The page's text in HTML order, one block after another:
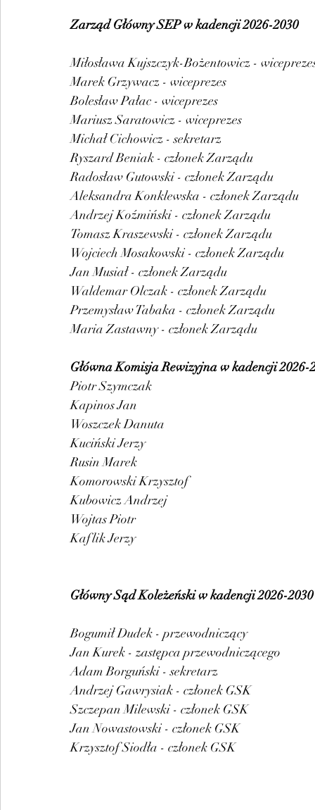
Zarząd Główny SEP w kadencji 2026-2030
Miłosława Kujszczyk-Bożentowicz -
Marek Grzywacz - wiceprezes
Bolesław Pałac - wiceprezes
Michał Cichowicz - sekretarz
Ryszard Beniak - członek Zarządu
Radosław Gutowski - członek Zarządu
Aleksandra Konklewska - członek Zarządu
Andrzej Koźmiński - członek Zarządu
Tomasz Kraszewski - członek Zarządu
Wojciech Mosakowski - członek Zarządu
Jan Musiał - członek Zarządu
Waldemar Olczak - członek Zarządu
Przemysław Tabaka - członek Zarządu
Maria Zastawny - członek Zarządu
Główna Komisja Rewizyjna w kadencji 2026-
Piotr Szymczak
Kapinos Jan
Woszczek Danuta
Kuciński Jerzy
Rusin Marek
Komorowski Krzysztof
Kubowicz Andrzej
Wojtas
Kaflik Jerzy
Główny Sąd Koleżeński w kadencji 2026-2030
Bogumił Dudek - przewodniczący
Adam Borguński - sekretarz
Andrzej Gawrysiak - członek GSK
Szczepan Milewski - członek GSK
Jan Nowastowski - członek GSK
Krzysztof Siodła - członek GSK